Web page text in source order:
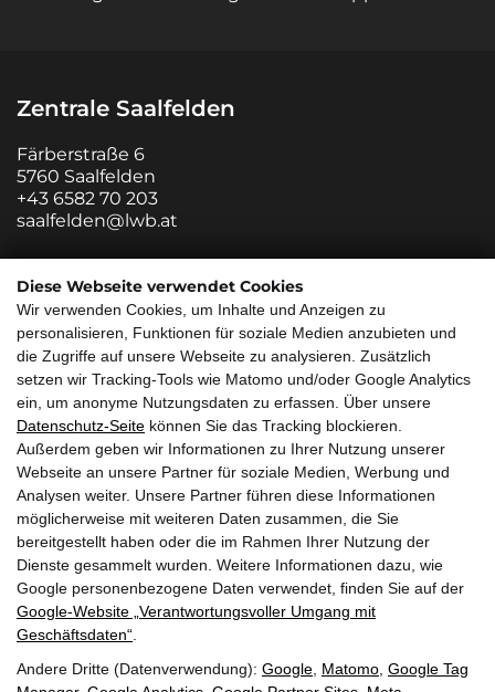
Zentrale Saalfelden
Färberstraße 6
5760 Saalfelden
+43 6582 70 203
saalfelden@lwb.at
Zweigstelle Salzburg
Innsbrucker Bundesstraße 85
5020 Salzburg
+43 662 882213 0
salzburg@lwb.at
Quicklinks
Über uns
Callback Service
Impressum
Immobilien
Wunschimmobilie
Service
Jobs/Karriere
Referenzen
Anfahrt
Diese Webseite verwendet Cookies
Wir verwenden Cookies, um Inhalte und Anzeigen zu
personalisieren, Funktionen für soziale Medien anzubieten und
die Zugriffe auf unsere Webseite zu analysieren. Zusätzlich
setzen wir Tracking-Tools wie Matomo und/oder Google Analytics
ein, um anonyme Nutzungsdaten zu erfassen. Über unsere
Datenschutz-Seite können Sie das Tracking blockieren.
Außerdem geben wir Informationen zu Ihrer Nutzung unserer
Webseite an unsere Partner für soziale Medien, Werbung und
Analysen weiter. Unsere Partner führen diese Informationen
möglicherweise mit weiteren Daten zusammen, die Sie
bereitgestellt haben oder die im Rahmen Ihrer Nutzung der
Dienste gesammelt wurden. Weitere Informationen dazu, wie
Google personenbezogene Daten verwendet, finden Sie auf der
Google‑Website „Verantwortungsvoller Umgang mit
Geschäftsdaten“
Andere Dritte (Datenverwendung): Google Matomo Google Tag